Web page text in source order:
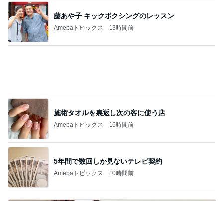
藤あや子 キックボクシングのレッスン
Amebaトピックス 13時間前
施術タオルを裏返し次の客に使う店
Amebaトピックス 16時間前
5年間で数回しか見ないテレビ契約
Amebaトピックス 10時間前